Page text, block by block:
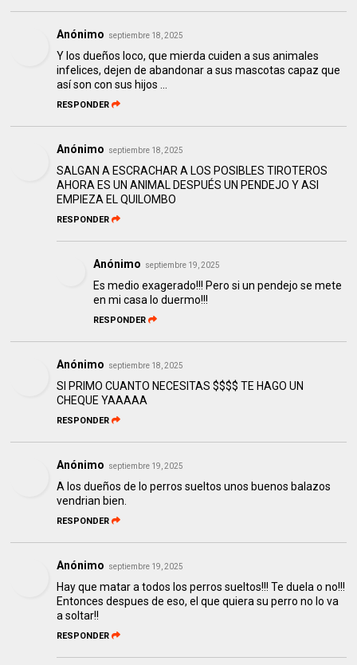
Anónimo septiembre 18, 2025
Y los dueños loco, que mierda cuiden a sus animales
infelices, dejen de abandonar a sus mascotas capaz que
así son con sus hijos ...
RESPONDER
Anónimo septiembre 18, 2025
SALGAN A ESCRACHAR A LOS POSIBLES TIROTEROS
AHORA ES UN ANIMAL DESPUÉS UN PENDEJO Y ASI
EMPIEZA EL QUILOMBO
RESPONDER
Anónimo septiembre 19, 2025
Es medio exagerado!!! Pero si un pendejo se mete
en mi casa lo duermo!!!
RESPONDER
Anónimo septiembre 18, 2025
SI PRIMO CUANTO NECESITAS $$$$ TE HAGO UN
CHEQUE YAAAAA
RESPONDER
Anónimo septiembre 19, 2025
A los dueños de lo perros sueltos unos buenos balazos
vendrian bien.
RESPONDER
Anónimo septiembre 19, 2025
Hay que matar a todos los perros sueltos!!! Te duela o no!!!
Entonces despues de eso, el que quiera su perro no lo va
a soltar!!
RESPONDER